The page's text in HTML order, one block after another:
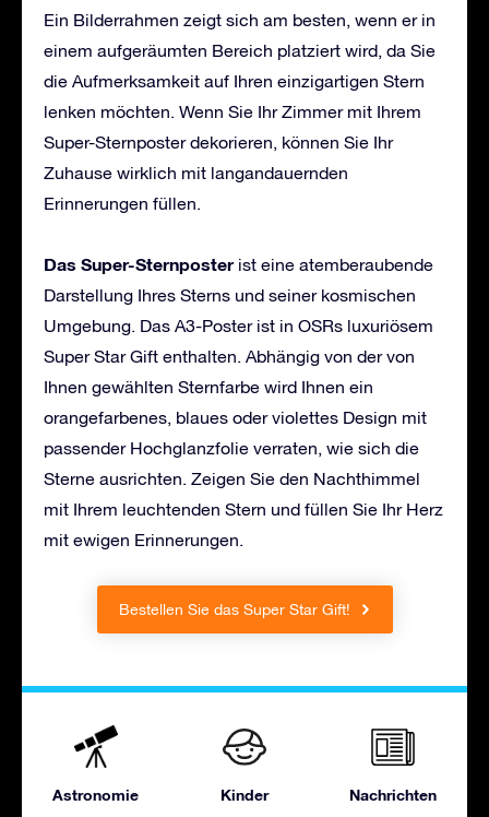
Ein Bilderrahmen zeigt sich am besten, wenn er in
einem aufgeräumten Bereich platziert wird, da Sie
die Aufmerksamkeit auf Ihren einzigartigen Stern
lenken möchten. Wenn Sie Ihr Zimmer mit Ihrem
Super-Sternposter dekorieren, können Sie Ihr
Zuhause wirklich mit langandauernden
Erinnerungen füllen.
Das Super-Sternposterist eine atemberaubende
Darstellung Ihres Sterns und seiner kosmischen
Umgebung. Das A3-Poster ist in OSRs luxuriösem
Super Star Gift enthalten. Abhängig von der von
Ihnen gewählten Sternfarbe wird Ihnen ein
orangefarbenes, blaues oder violettes Design mit
passender Hochglanzfolie verraten, wie sich die
Sterne ausrichten. Zeigen Sie den Nachthimmel
mit Ihrem leuchtenden Stern und füllen Sie Ihr Herz
mit ewigen Erinnerungen.
Bestellen Sie das Super Star Gift!
Astronomie Kinder Nachrichten